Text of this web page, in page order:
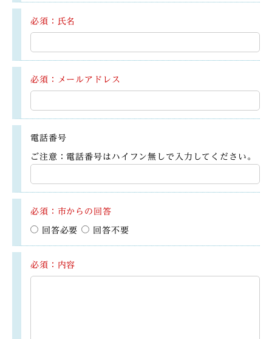
必須：氏名
必須：メールアドレス
電話番号
ご注意：電話番号はハイフン無しで入力してください。
必須：市からの回答
回答必要 回答不要
必須：内容